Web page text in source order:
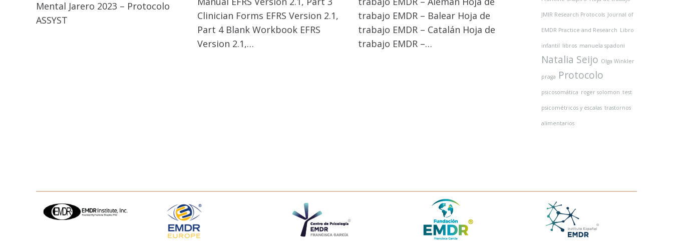
Mental Jarero 2023 – Protocolo
ASSYST
Clinician Forms EFRS Version 2.1,
Part 4 Blank Workbook EFRS
Version 2.1,…
trabajo EMDR – Balear Hoja de
trabajo EMDR – Catalán Hoja de
trabajo EMDR –…
JMIR Research Protocols Journal of
EMDR Practice and Research Libro
infantil libros manuela spadoni
Natalia Seijo Olga Winkler
praga Protocolo
psicosomática roger solomon test
psicométricos y escalas trastornos
alimentarios